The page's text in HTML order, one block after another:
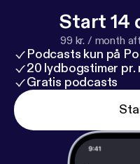
und weitere
Körpersprache
Buchautorin Monika
Start 14
99 kr. / month
Podcasts kun på
20 lydbogstimer pr.
Gratis podcasts